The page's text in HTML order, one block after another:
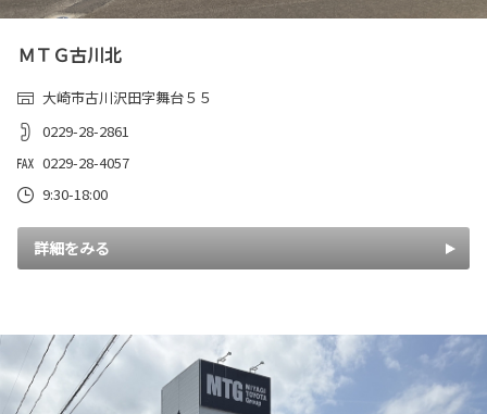
ＭＴＧ古川北
大崎市古川沢田字舞台５５
0229-28-2861
0229-28-4057
9:30-18:00
詳細をみる